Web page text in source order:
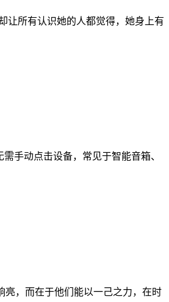
让所有认识她的人都觉得，她身上有
手动点击设备，常见于智能音箱、
亮，而在于他们能以一己之力，在时